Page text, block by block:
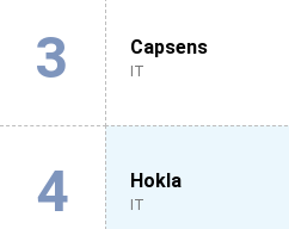
3 Capsens
IT
4 Hokla
IT